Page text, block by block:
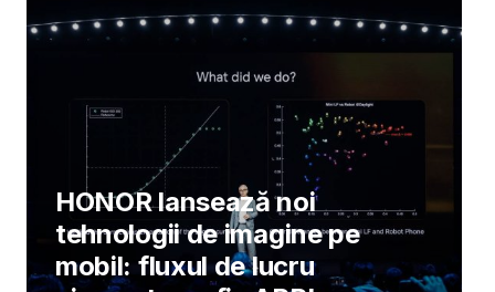
HONOR lansează noi
tehnologii de imagine pe
mobil: fluxul de lucru